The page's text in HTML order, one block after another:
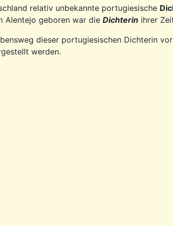
relativ unbekannte portugiesische
Alentejo geboren war die Dichterin ihrer
dieser portugiesischen Dichterin
werden.